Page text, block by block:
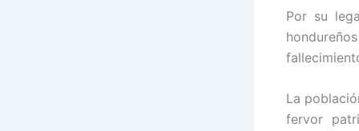
Por su
La
fervor